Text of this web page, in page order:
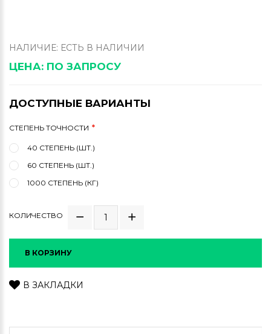
НАЛИЧИЕ: ЕСТЬ В НАЛИЧИИ
ЦЕНА: ПО ЗАПРОСУ
ДОСТУПНЫЕ ВАРИАНТЫ
СТЕПЕНЬ ТОЧНОСТИ
40 СТЕПЕНЬ (ШТ.)
60 СТЕПЕНЬ (ШТ.)
1000 СТЕПЕНЬ (КГ)
КОЛИЧЕСТВО
В КОРЗИНУ
В ЗАКЛАДКИ